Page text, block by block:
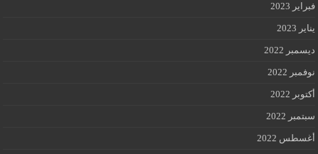
فبراير 2023
يناير 2023
ديسمبر 2022
نوفمبر 2022
أكتوبر 2022
سبتمبر 2022
أغسطس 2022